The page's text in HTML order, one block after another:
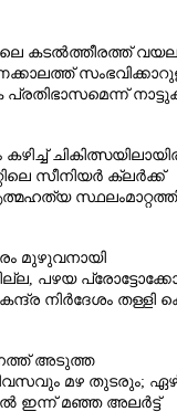
കടൽത്തീരത്ത്
സീനിയർ ക്ലർക്ക്
മുഴുവനായി
പഴയ
നിർദേശം തള്ളി
അടുത്ത
മഴ തുടരും; ഏഴ്
ഇന്ന് മഞ്ഞ അലർട്ട്
ശബരിമല